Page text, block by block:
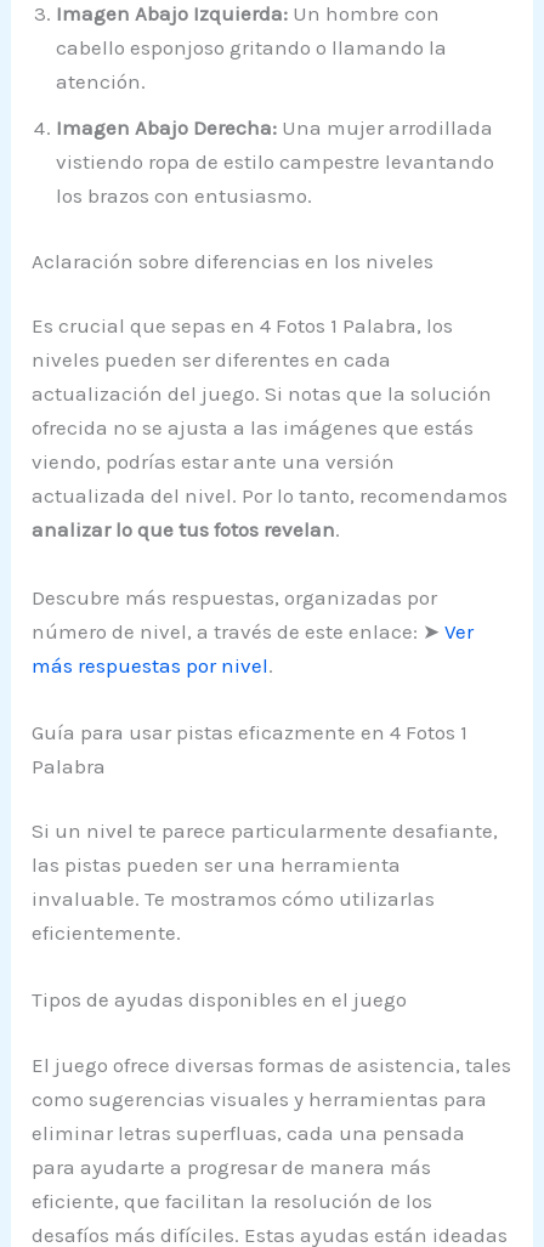
Imagen Abajo Izquierda: Un hombre con
cabello esponjoso gritando o llamando la
atención.
Imagen Abajo Derecha: Una mujer arrodillada
vistiendo ropa de estilo campestre levantando
los brazos con entusiasmo.
Aclaración sobre diferencias en los niveles
Es crucial que sepas en 4 Fotos 1 Palabra, los
niveles pueden ser diferentes en cada
actualización del juego. Si notas que la solución
ofrecida no se ajusta a las imágenes que estás
viendo, podrías estar ante una versión
actualizada del nivel. Por lo tanto, recomendamos
analizar lo que tus fotos revelan.
Descubre más respuestas, organizadas por
número de nivel, a través de este enlace: ➤Ver
más respuestas por nivel.
Guía para usar pistas eficazmente en 4 Fotos 1
Palabra
Si un nivel te parece particularmente desafiante,
las pistas pueden ser una herramienta
invaluable. Te mostramos cómo utilizarlas
eficientemente.
Tipos de ayudas disponibles en el juego
El juego ofrece diversas formas de asistencia, tales
como sugerencias visuales y herramientas para
eliminar letras superfluas, cada una pensada
para ayudarte a progresar de manera más
eficiente, que facilitan la resolución de los
desafíos más difíciles. Estas ayudas están ideadas